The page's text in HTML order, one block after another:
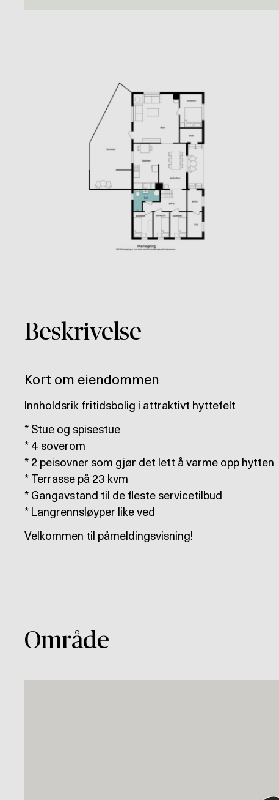
Beskrivelse
Kort om eiendommen
Innholdsrik fritidsbolig i attraktivt hyttefelt
* Stue og spisestue
* 4 soverom
* 2 peisovner som gjør det lett å varme opp hytten
* Terrasse på 23 kvm
* Gangavstand til de fleste servicetilbud
* Langrennsløyper like ved
Velkommen til påmeldingsvisning!
Område